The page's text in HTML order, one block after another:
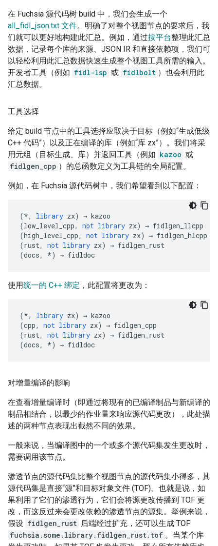
在 Fuchsia 源代码树 build 中，我们会生成一个
all_fidl_json.txt 文件。明确了对整个视图节点的要求后，我
们就可以更好地构建此汇总。例如，通过按平台整理此汇总
数据，记录每个库的来源、JSON IR 和直接依赖项，我们可
以轻松利用此汇总数据快速生成整个视图工具所需的输入。
开发者工具（例如 fidl-lsp 或 fidlbolt ）也会利用此
汇总数据。
工具选择
给定 build 节点中的工具选择应取决于目标（例如“生成低级
C++ 代码”）以及正在编译的库（例如“库 zx”）。我们将采
用元组（目标生成、库）并返回工具（例如 kazoo 或
fidlgen_cpp ）的总函数定义为工具链的全局配置。
例如，在 Fuchsia 源代码树中，我们希望看到以下配置：
(*, library zx) → kazoo
(low_level_cpp, not library zx) → fidlgen_llcpp
(high_level_cpp, not library zx) → fidlgen_hlcpp
(rust, not library zx) → fidlgen_rust
(docs, *) → fidldoc
使用统一的 C++ 绑定 ，此配置将更改为：
(*, library zx) → kazoo
(cpp, not library zx) → fidlgen_cpp
(rust, not library zx) → fidlgen_rust
(docs, *) → fidldoc
对增量编译的影响
在查看增量编译时（即通过将现有的已编译制品与新编译的
制品相结合，以最少的作业量来响应源代码更改），此处描
述的两种节点表现出截然不同的效果。
一般来说，当编译图中的一个或多个源代码集发生更改时，
需要调用该节点。
渗透节点的源代码集比整个视图节点的源代码集小得多，其
源代码集是直接“源”和目标对象文件 (TOF)。也就是说，如
果利用了它们的渗透行为，它们会将源更改传播到 TOF 更
改，而这反过来会更改依赖的渗透节点的源集。举例来说，
假设 fidlgen_rust 后端经过扩充，还可以生成 TOF
fuchsia.some.library.fidlgen_rust.tof 。当某个库